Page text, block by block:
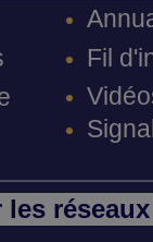
Fil
les réseaux